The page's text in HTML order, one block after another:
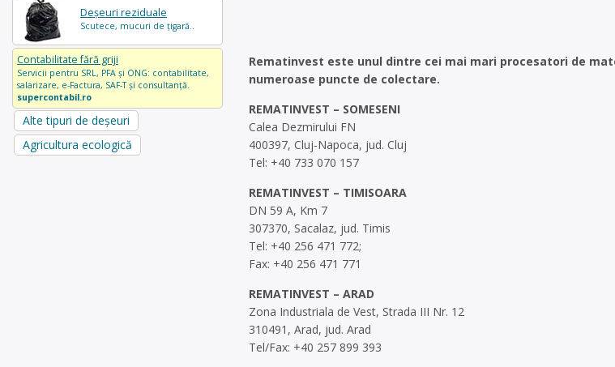
Deșeuri reziduale
Scutece, mucuri de țigară..
Contabilitate fără griji
Servicii pentru SRL, PFA și ONG: contabilitate,
salarizare, e-Factura, SAF-T și consultanță.
supercontabil.ro
Alte tipuri de deșeuri
Agricultura ecologică
Rematinvest este unul dintre cei mai mari procesatori de
numeroase puncte de colectare.
REMATINVEST – SOMESENI
Calea Dezmirului FN
400397, Cluj-Napoca, jud. Cluj
Tel: +40 733 070 157
REMATINVEST – TIMISOARA
DN 59 A, Km 7
307370, Sacalaz, jud. Timis
Tel: +40 256 471 772;
Fax: +40 256 471 771
REMATINVEST – ARAD
Zona Industriala de Vest, Strada III Nr. 12
310491, Arad, jud. Arad
Tel/Fax: +40 257 899 393